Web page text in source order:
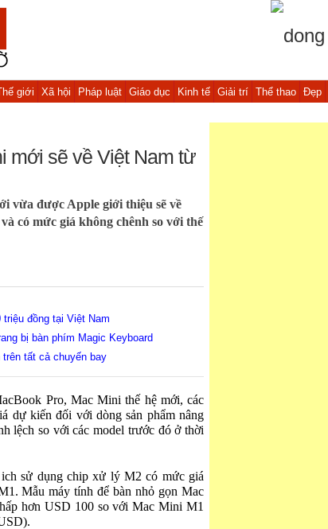
giới Xã hội Pháp luật Giáo dục Kinh tế Giải trí Thể thao Đẹp
mới sẽ về Việt Nam từ
vừa được Apple giới thiệu sẽ về
có mức giá không chênh so với thế
đồng tại Việt Nam
bị bàn phím Magic Keyboard
tất cả chuyến bay
Pro, Mac Mini thế hệ mới, các
dự kiến đối với dòng sản phẩm nâng
lệch so với các model trước đó ở thời
sử dụng chip xử lý M2 có mức giá
Mẫu máy tính để bàn nhỏ gọn Mac
hơn USD 100 so với Mac Mini M1